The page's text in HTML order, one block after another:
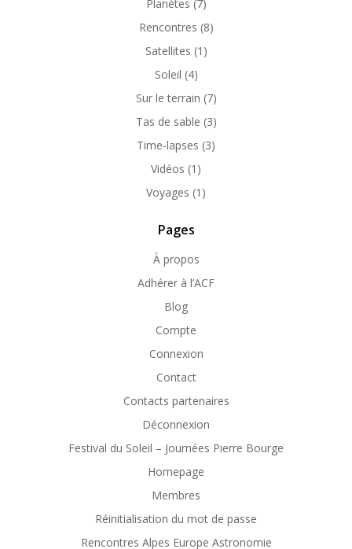
Planètes (7)
Rencontres (8)
Satellites (1)
Soleil (4)
Sur le terrain (7)
Tas de sable (3)
Time-lapses (3)
Vidéos (1)
Voyages (1)
Pages
À propos
Adhérer à l’ACF
Blog
Compte
Connexion
Contact
Contacts partenaires
Déconnexion
Festival du Soleil – Journées Pierre Bourge
Homepage
Membres
Réinitialisation du mot de passe
Rencontres Alpes Europe Astronomie